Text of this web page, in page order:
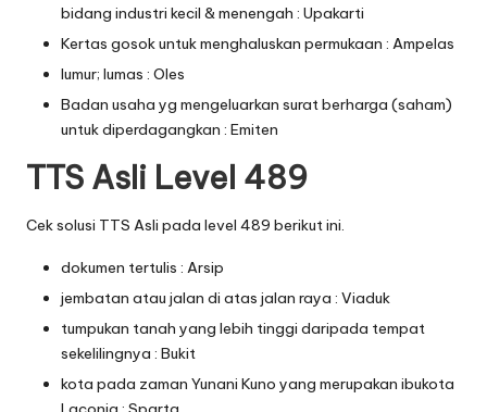
bidang industri kecil & menengah : Upakarti
Kertas gosok untuk menghaluskan permukaan : Ampelas
lumur; lumas : Oles
Badan usaha yg mengeluarkan surat berharga (saham)
untuk diperdagangkan : Emiten
TTS Asli Level 489
Cek solusi TTS Asli pada level 489 berikut ini.
dokumen tertulis : Arsip
jembatan atau jalan di atas jalan raya : Viaduk
tumpukan tanah yang lebih tinggi daripada tempat
sekelilingnya : Bukit
kota pada zaman Yunani Kuno yang merupakan ibukota